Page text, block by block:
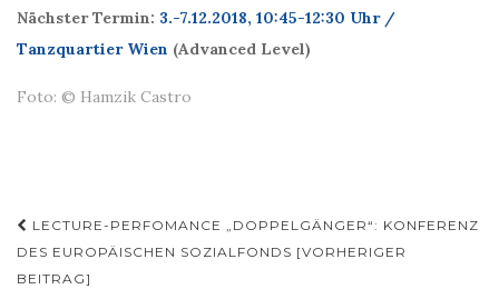
Nächster Termin: 3.-7.12.2018, 10:45-12:30 Uhr /
Tanzquartier Wien (Advanced Level)
Foto: © Hamzik Castro
Beitragsnavigation
LECTURE-PERFOMANCE „DOPPELGÄNGER“: KONFERENZ
DES EUROPÄISCHEN SOZIALFONDS [VORHERIGER
BEITRAG]